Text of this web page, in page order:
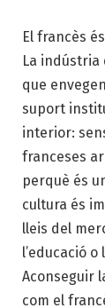
El francès
La indústria
que
suport
interior:
franceses
perquè és
cultura és
lleis del
l’educació
Aconseguir
com el